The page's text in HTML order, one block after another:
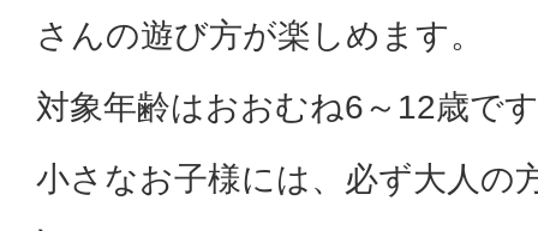
さんの遊び方が楽しめます。
対象年齢はおおむね6～12歳で
小さなお子様には、必ず大人の